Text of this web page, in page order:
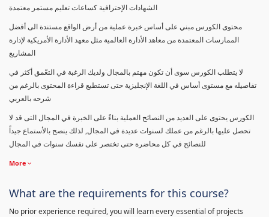
الشهادات الإحترافية كساعات تعليم مستمر معتمدة
محتوى الكورس مبني على أساس خبرة عملية من أرض الواقع مستندة الى أفضل
الممارسات المعتمدة من معاهد الأدارة العالمية مثل معهد الأدارة الأمريكية لإدارة
المشاريع
لا يتطلب الكورس سوى أن تكون مهتم بالمجال ولديك الرغبة في التعّمق أكثر في
تفاصيله مع مستوى أساس في اللغة الإنجليزية حتى تستطيع قراءة المحتوى بالرغم من
شرحه بالعربي
الكورس يحتوى على العديد من النصائح العملية بناءً على الخبرة في المجال التى قد لا
تحصل عليها بالرغم من عملك لسنوات عديدة في المجال, لذلك ينصح بالأستماع جيداً
للنصائح في كل محاضرة حتى تختصر على نفسك سنوات في المجال
More
What are the requirements for this course?
No prior experience required, you will learn every essential of projects